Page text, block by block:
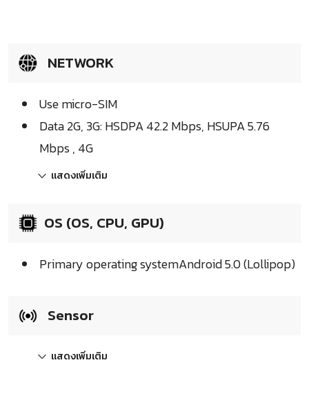
NETWORK
Use micro-SIM
Data 2G, 3G: HSDPA 42.2 Mbps, HSUPA 5.76
Mbps , 4G
แสดงเพิ่มเติม
OS (OS, CPU, GPU)
Primary operating systemAndroid 5.0 (Lollipop)
Sensor
แสดงเพิ่มเติม